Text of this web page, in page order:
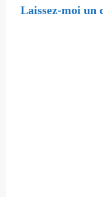
Laissez-moi un